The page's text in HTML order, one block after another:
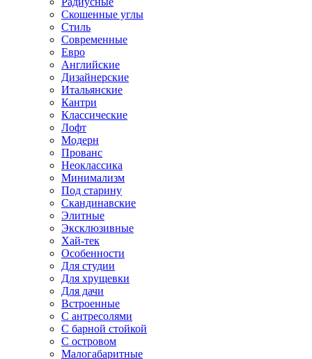
Скошенные углы
Стиль
Современные
Евро
Английские
Дизайнерские
Итальянские
Кантри
Классические
Лофт
Модерн
Прованс
Неоклассика
Минимализм
Под старину
Скандинавские
Элитные
Эксклюзивные
Хай-тек
Особенности
Для студии
Для хрущевки
Для дачи
Встроенные
С антресолями
С барной стойкой
С островом
Малогабаритные